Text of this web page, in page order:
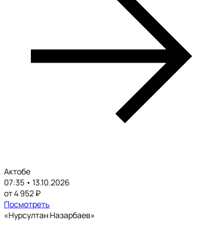
Актобе
07:35 • 13.10.2026
от 4 952 ₽
Посмотреть
«Нурсултан Назарбаев»